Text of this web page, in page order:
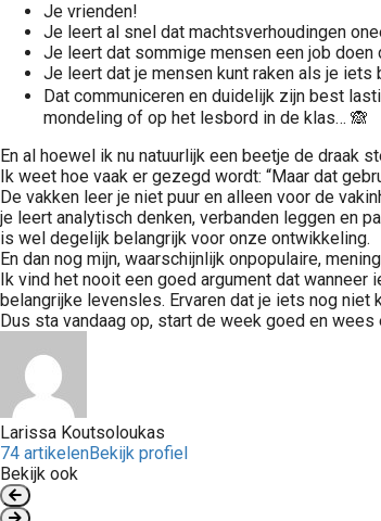
Je vrienden!
Je leert al snel dat machtsverhoudingen
Je leert dat sommige mensen een job
Je leert dat je mensen kunt raken als je iets
Dat communiceren en duidelijk zijn best
mondeling of op het lesbord in de klas… 🙈
En al hoewel ik nu natuurlijk een beetje de draak
Ik weet hoe vaak er gezegd wordt: “Maar dat
De vakken leer je niet puur en alleen voor de
je leert analytisch denken, verbanden leggen en
is wel degelijk belangrijk voor onze ontwikkeling.
En dan nog mijn, waarschijnlijk onpopulaire,
Ik vind het nooit een goed argument dat
belangrijke levensles. Ervaren dat je iets nog niet
Dus sta vandaag op, start de week goed en
Larissa Koutsoloukas
74 artikelenBekijk profiel
Bekijk ook